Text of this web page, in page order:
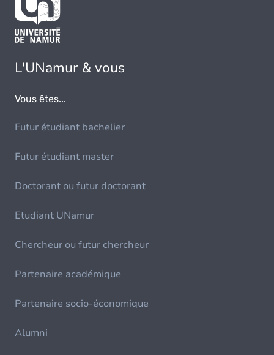
L'UNamur & vous
Vous êtes...
Futur étudiant bachelier
Futur étudiant master
Doctorant ou futur doctorant
Etudiant UNamur
Chercheur ou futur chercheur
Partenaire académique
Partenaire socio-économique
Alumni